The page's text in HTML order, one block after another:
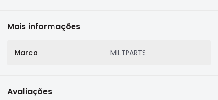
AMAROK
MARCAS
MT
Mais informações
Marca MILTPARTS
Avaliações